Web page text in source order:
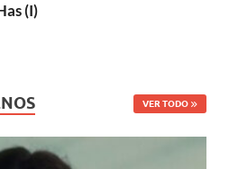
(I)
VER TODO